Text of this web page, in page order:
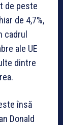
de peste
de 4,7%,
cadrul
ale UE
dintre
însă
Donald